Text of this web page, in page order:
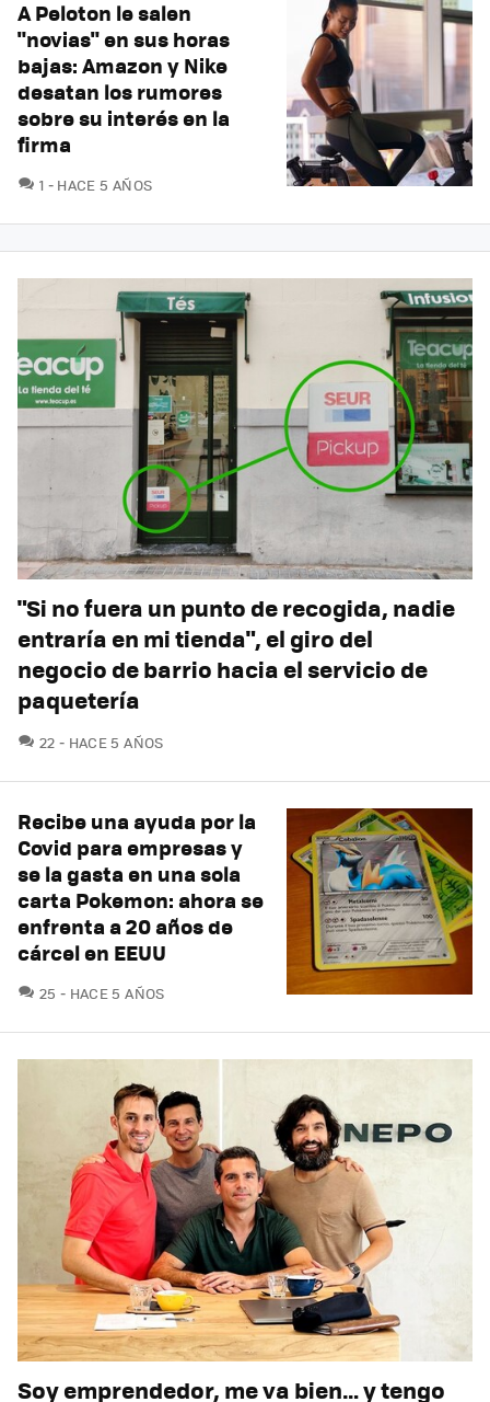
A Peloton le salen
"novias" en sus horas
bajas: Amazon y Nike
desatan los rumores
sobre su interés en la
firma
1 COMENTARIOS
HACE 5 AÑOS
"Si no fuera un punto de recogida, nadie
entraría en mi tienda", el giro del
negocio de barrio hacia el servicio de
paquetería
22 COMENTARIOS
HACE 5 AÑOS
Recibe una ayuda por la
Covid para empresas y
se la gasta en una sola
carta Pokemon: ahora se
enfrenta a 20 años de
cárcel en EEUU
25 COMENTARIOS
HACE 5 AÑOS
Soy emprendedor, me va bien… y tengo